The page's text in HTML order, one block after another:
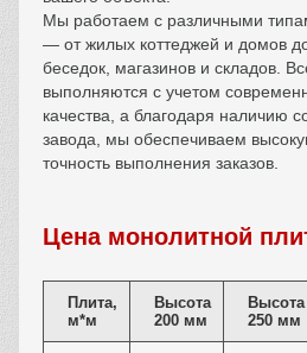
Мы работаем с различными
— от жилых коттеджей и домов
беседок, магазинов и складов.
выполняются с учетом
качества, а благодаря наличию
завода, мы обеспечиваем
точность выполнения заказов.
Цена монолитной
Плита,
м*м
Высота
200 мм
Высота
250 мм